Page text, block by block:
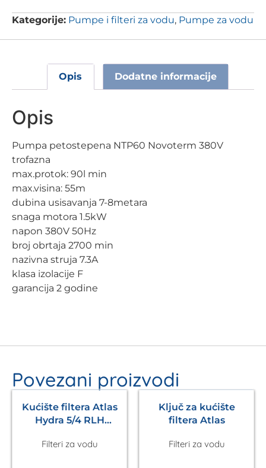
Kategorije: Pumpe i filteri za vodu, Pumpe za vodu
Opis Dodatne informacije
Opis
Pumpa petostepena NTP60 Novoterm 380V
trofazna
max.protok: 90l min
max.visina: 55m
dubina usisavanja 7-8metara
snaga motora 1.5kW
napon 380V 50Hz
broj obrtaja 2700 min
nazivna struja 7.3A
klasa izolacije F
garancija 2 godine
Povezani proizvodi
Kućište filtera Atlas
Hydra 5/4 RLH
Filteri za vodu
Ključ za kućište
filtera Atlas
Filteri za vodu